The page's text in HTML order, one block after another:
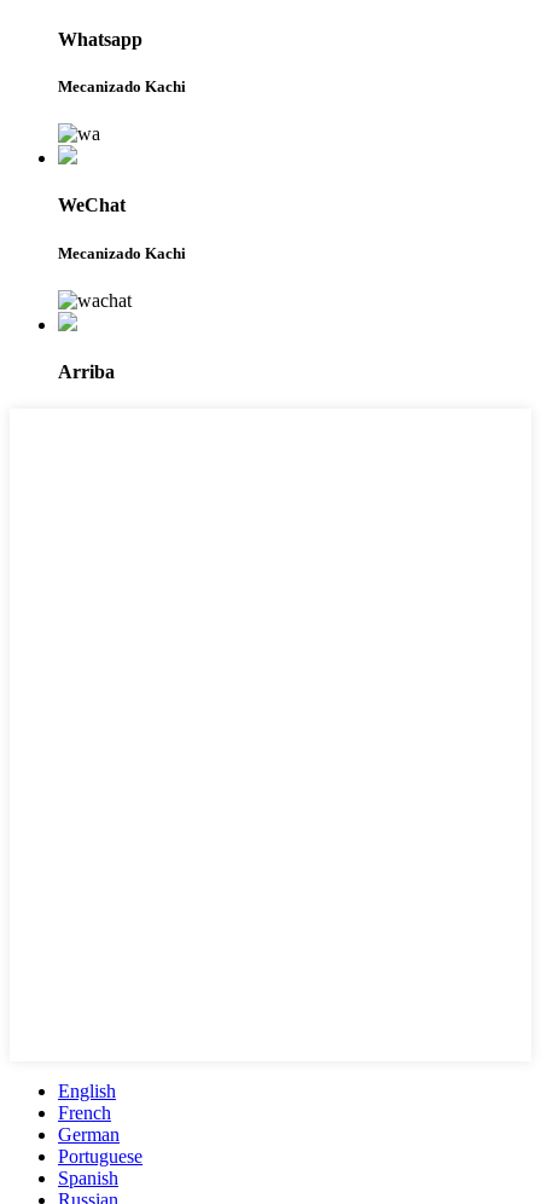
Whatsapp
Mecanizado Kachi
WeChat
Mecanizado Kachi
Arriba
English
French
German
Portuguese
Spanish